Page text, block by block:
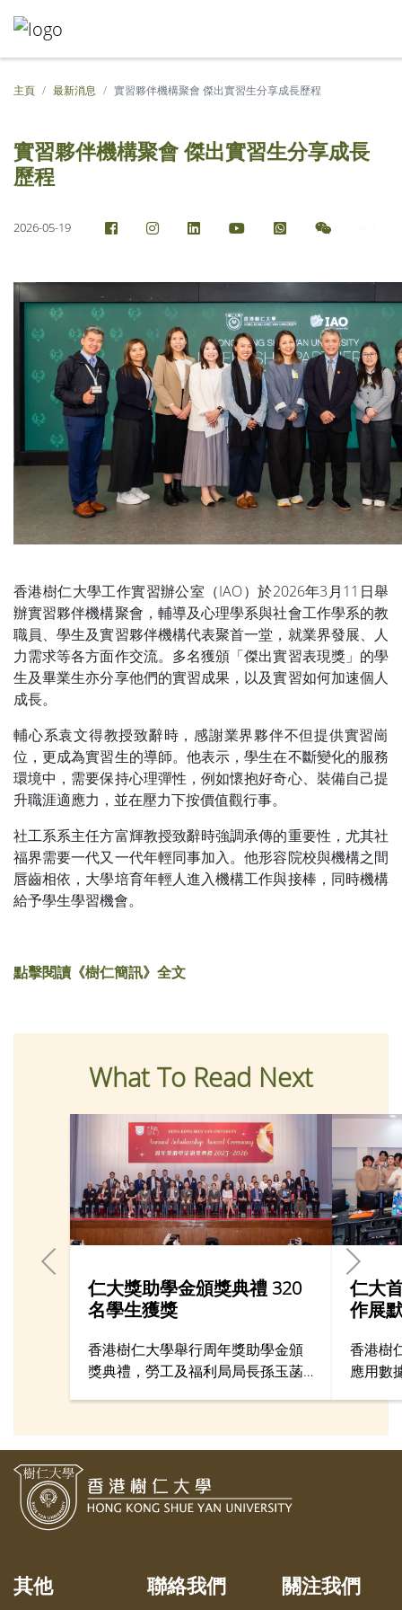
主頁 最新消息 實習夥伴機構聚會 傑出實習生分享成長歷程
實習夥伴機構聚會 傑出實習生分享成長
歷程
2026-05-19
香港樹仁大學工作實習辦公室（IAO）於2026年3月11日舉
辦實習夥伴機構聚會，輔導及心理學系與社會工作學系的教
職員、學生及實習夥伴機構代表聚首一堂，就業界發展、人
力需求等各方面作交流。多名獲頒「傑出實習表現獎」的學
生及畢業生亦分享他們的實習成果，以及實習如何加速個人
成長。
輔心系袁文得教授致辭時，感謝業界夥伴不但提供實習崗
位，更成為實習生的導師。他表示，學生在不斷變化的服務
環境中，需要保持心理彈性，例如懷抱好奇心、裝備自己提
升職涯適應力，並在壓力下按價值觀行事。
社工系系主任方富輝教授致辭時強調承傳的重要性，尤其社
福界需要一代又一代年輕同事加入。他形容院校與機構之間
唇齒相依，大學培育年輕人進入機構工作與接棒，同時機構
給予學生學習機會。
點擊閱讀《樹仁簡訊》全文
What To Read Next
仁大獎助學金頒獎典禮 320
名學生獲獎
香港樹仁大學舉行周年獎助學金頒
獎典禮，勞工及福利局局長孫玉菡
出席。今年合共320名學生獲頒獎助
獲服務獎學金，以及30人獲助學
金，總金額達324萬元。
仁大
作展
香港樹
應用數
電競愛
其他 聯絡我們 關注我們